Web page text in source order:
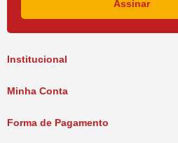
Institucional
Política de Pagamento
Minha Conta
Forma de Pagamento